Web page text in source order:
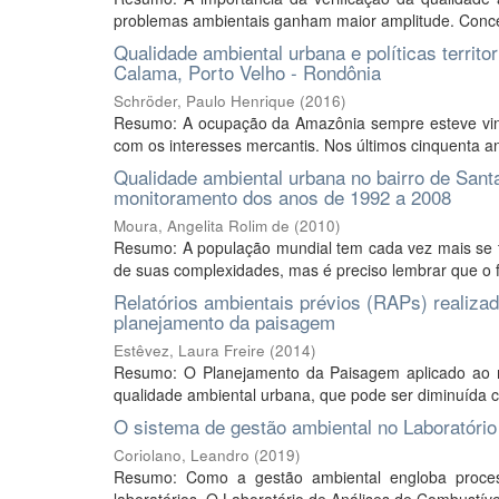
problemas ambientais ganham maior amplitude.
Qualidade ambiental urbana e políticas
Calama, Porto Velho - Rondônia
Schröder, Paulo Henrique (2016)
Resumo: A ocupação da Amazônia sempre esteve
com os interesses mercantis. Nos últimos cinquenta
Qualidade ambiental urbana no bairro de
monitoramento dos anos de 1992 a 2008
Moura, Angelita Rolim de (2010)
Resumo: A população mundial tem cada vez mais
de suas complexidades, mas é preciso lembrar que
Relatórios ambientais prévios (RAPs)
planejamento da paisagem
Estêvez, Laura Freire (2014)
Resumo: O Planejamento da Paisagem aplicado
qualidade ambiental urbana, que pode ser diminuída
O sistema de gestão ambiental no
Coriolano, Leandro (2019)
Resumo: Como a gestão ambiental engloba